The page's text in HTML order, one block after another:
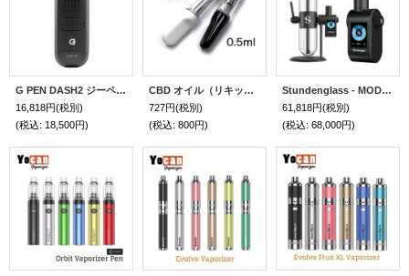
G PEN DASH2 ジーペンダッシュ2 ベポライザー（シャグ・タバコ・ドライハーブ用 ヴェポライザー）
16,818円(税別)
(税込: 18,500円)
CBD オイル（リキッド）用アトマイザー 0.5ml ／ 0.8ml ／ 1.0ml 【まとめ買い割引あり】
727円(税別)
(税込: 800円)
Stundenglass - MODUL グラビティボング用 ヴェポライザー （ワックス／ドライハーブ）
61,818円(税別)
(税込: 68,000円)